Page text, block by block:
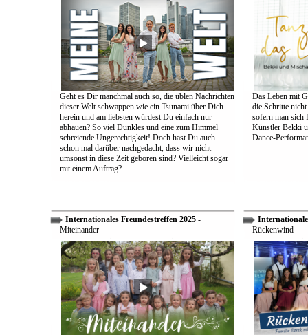
Geht es Dir manchmal auch so, die üblen Nachrichten
dieser Welt schwappen wie ein Tsunami über Dich
herein und am liebsten würdest Du einfach nur
abhauen? So viel Dunkles und eine zum Himmel
schreiende Ungerechtigkeit! Doch hast Du auch
schon mal darüber nachgedacht, dass wir nicht
umsonst in diese Zeit geboren sind? Vielleicht sogar
mit einem Auftrag?
Das Leben mit
die Schritte
sofern man sich
Künstler Bekki
Dance-
Internationales Freundestreffen 2025-
Miteinander
Rückenwind